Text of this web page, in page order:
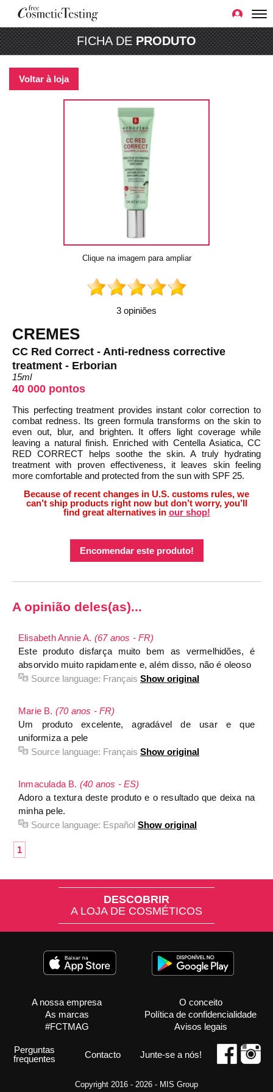
FICHA DEPRODUTO
Voltar à loja
Clique na imagem para ampliar
3 opiniões
CREMES
CC Red Correct - Anti-redness corrective
treatment - Erborian
15ml
40 000 pontos
This perfecting treatment provides instant color correction to
combat redness. Its green formula transforms on the skin to
even out, blur, and brighten. It offers light coverage while
leaving a natural finish. Enriched with Centella Asiatica, CC
RED CORRECT helps soothe the skin. A truly hydrating
treatment with proven effectiveness, it leaves skin feeling
more comfortable and protected from the sun with SPF 25.
Because of recent changes in U.S. customs rules, we
can’t ship products right now but don’t worry, you’ll
find great alternatives in our shop!
Encomendar este produto!
A opinião deles(as)...
Elisabeth Annie A. (67 anos - FR)
Este produto disfarça muito bem as vermelhidões, é
absorvido muito rapidamente e, além disso, não é oleoso
Source language: Français Show original
Marie B. (70 anos - FR)
Um produto excelente, agradável de usar e que
uniformiza a pele
Source language: Français Show original
Inmaculada B. (40 anos - ES)
Adoro a textura deste produto e o resultado que deixa na
minha pele.
Source language: Español Show original
1
DESCOBRIR
A LOJA DE COSMÉTICOS
A nossa empresa
As marcas
#FCTMAG
O conceito
Política de confidencialidade
Avisos legais
Perguntas
frequentes
Contacto Junte-se a nós!
Copyright 2016 - 2026 - MIS Group